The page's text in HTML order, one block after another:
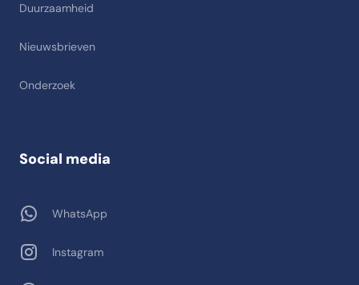
Duurzaamheid
Nieuwsbrieven
Onderzoek
Social media
WhatsApp
Instagram